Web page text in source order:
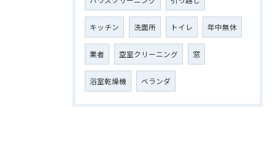
キッチン 洗面所 トイレ 年中無休
業者 空室クリーニング 窓
浴室乾燥機 ベランダ